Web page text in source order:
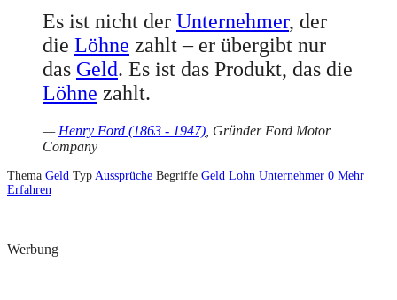
Es ist nicht der Unternehmer, der
die Löhne zahlt – er übergibt nur
das Geld. Es ist das Produkt, das die
Löhne zahlt.
— Henry Ford (1863 - 1947) , Gründer Ford Motor
Company
Thema Geld Typ Aussprüche Begriffe Geld Lohn Unternehmer 0 Mehr
Erfahren
Werbung